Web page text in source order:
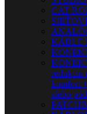
CAT
KÁBLE
redukciu
komfort
alebo